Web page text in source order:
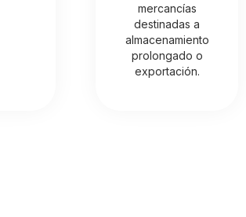
mercancías
destinadas a
almacenamiento
prolongado o
exportación.